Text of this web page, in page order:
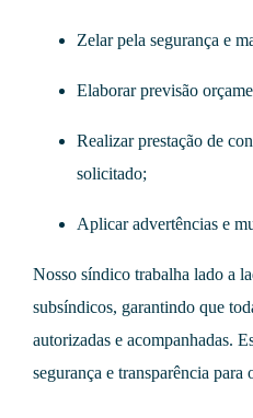
Zelar pela segurança e
Elaborar previsão
Realizar prestação de
solicitado;
Aplicar advertências e
Nosso síndico trabalha lado a
subsíndicos, garantindo que
autorizadas e acompanhadas.
segurança e transparência para